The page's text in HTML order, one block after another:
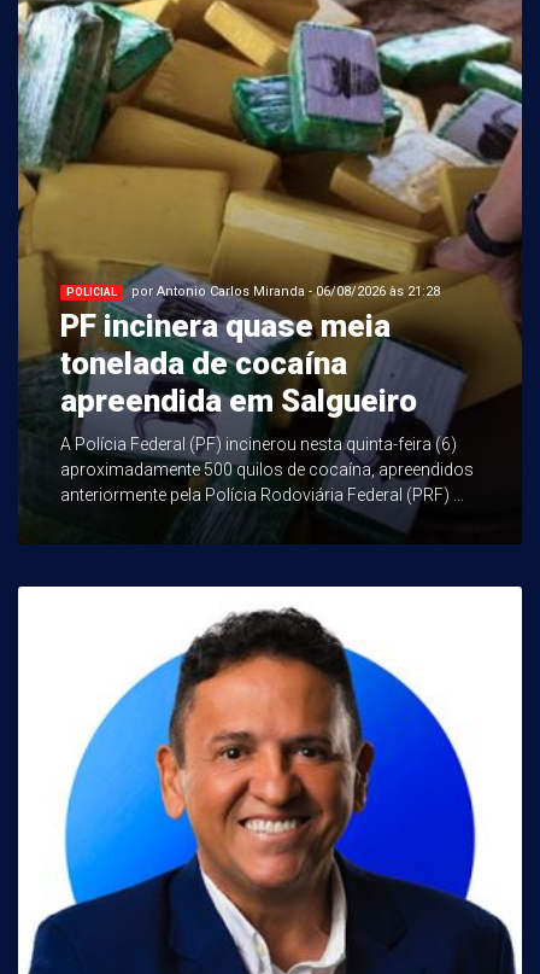
POLICIAL por Antonio Carlos Miranda - 06/08/2026 às 21:28
PF incinera quase meia
tonelada de cocaína
apreendida em Salgueiro
A Polícia Federal (PF) incinerou nesta quinta-feira (6)
aproximadamente 500 quilos de cocaína, apreendidos
anteriormente pela Polícia Rodoviária Federal (PRF) ...